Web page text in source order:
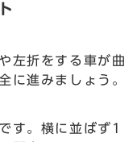
左折をする車が曲
に進みましょう。
す。横に並ばず1